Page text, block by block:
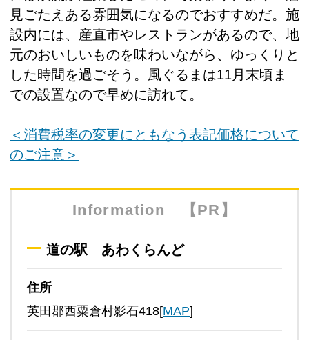
見ごたえある雰囲気になるのでおすすめだ。施
設内には、産直市やレストランがあるので、地
元のおいしいものを味わいながら、ゆっくりと
した時間を過ごそう。風ぐるまは11月末頃ま
での設置なので早めに訪れて。
＜消費税率の変更にともなう表記価格について
のご注意＞
Information 【PR】
道の駅 あわくらんど
住所
英田郡西粟倉村影石418[MAP]